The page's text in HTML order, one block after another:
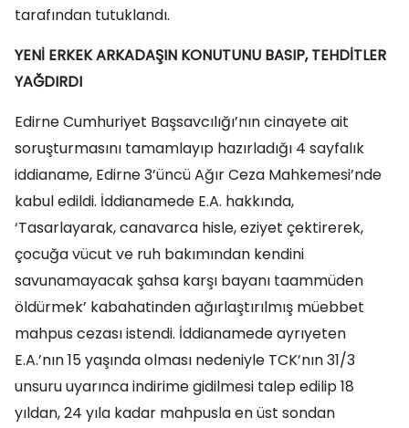
tarafından tutuklandı.
YENİ ERKEK ARKADAŞIN KONUTUNU BASIP, TEHDİTLER
YAĞDIRDI
Edirne Cumhuriyet Başsavcılığı’nın cinayete ait
soruşturmasını tamamlayıp hazırladığı 4 sayfalık
iddianame, Edirne 3’üncü Ağır Ceza Mahkemesi’nde
kabul edildi. İddianamede E.A. hakkında,
‘Tasarlayarak, canavarca hisle, eziyet çektirerek,
çocuğa vücut ve ruh bakımından kendini
savunamayacak şahsa karşı bayanı taammüden
öldürmek’ kabahatinden ağırlaştırılmış müebbet
mahpus cezası istendi. İddianamede ayrıyeten
E.A.’nın 15 yaşında olması nedeniyle TCK’nın 31/3
unsuru uyarınca indirime gidilmesi talep edilip 18
yıldan, 24 yıla kadar mahpusla en üst sondan